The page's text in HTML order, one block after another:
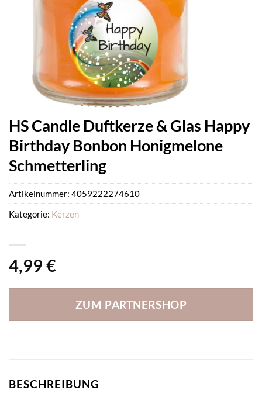
HS Candle Duftkerze & Glas Happy
Birthday Bonbon Honigmelone
Schmetterling
4,99 €
ZUM PARTNERSHOP
Artikelnummer: 4059222274610
Kategorie: Kerzen
BESCHREIBUNG